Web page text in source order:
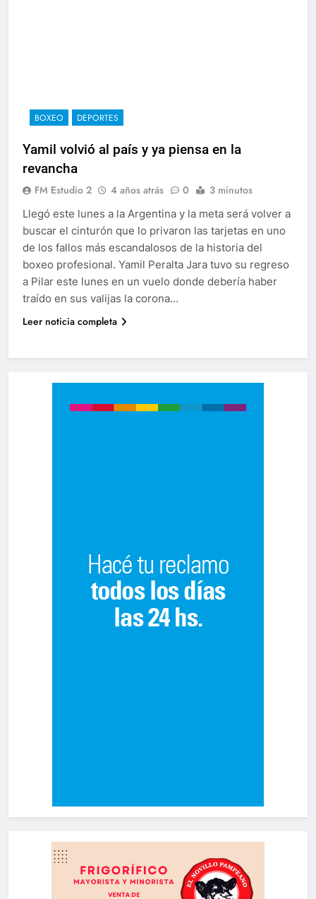
BOXEO DEPORTES
Yamil volvió al país y ya piensa en la
revancha
FM Estudio 2 4 años atrás 0 3 minutos
Llegó este lunes a la Argentina y la meta será volver a
buscar el cinturón que lo privaron las tarjetas en uno
de los fallos más escandalosos de la historia del
boxeo profesional. Yamil Peralta Jara tuvo su regreso
a Pilar este lunes en un vuelo donde debería haber
traído en sus valijas la corona…
Leer noticia completa